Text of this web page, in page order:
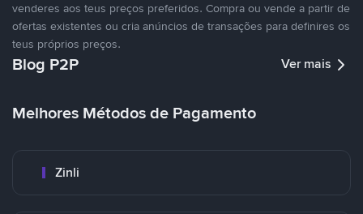
venderes aos teus preços preferidos. Compra ou vende a partir de
ofertas existentes ou cria anúncios de transações para definires os
teus próprios preços.
Blog P2P Ver mais
Melhores Métodos de Pagamento
Zinli